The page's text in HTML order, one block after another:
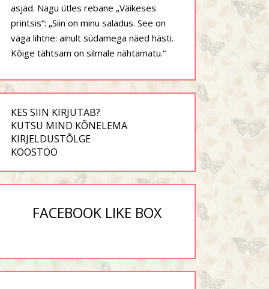
asjad. Nagu ütles rebane „Väikeses
printsis“: „Siin on minu saladus. See on
väga lihtne: ainult südamega näed hästi.
Kõige tähtsam on silmale nähtamatu.“
KES SIIN KIRJUTAB?
KUTSU MIND KÕNELEMA
KIRJELDUSTÕLGE
KOOSTÖÖ
FACEBOOK LIKE BOX